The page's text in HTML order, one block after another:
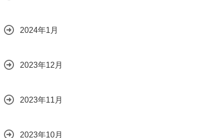
2024年1月
2023年12月
2023年11月
2023年10月